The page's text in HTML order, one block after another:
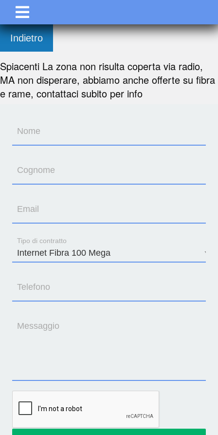
Indietro
Spiacenti La zona non risulta coperta via radio,
MA non disperare, abbiamo anche offerte su fibra
e rame, contattaci subito per info
Nome
Cognome
Email
Tipo di contratto
Telefono
Messaggio